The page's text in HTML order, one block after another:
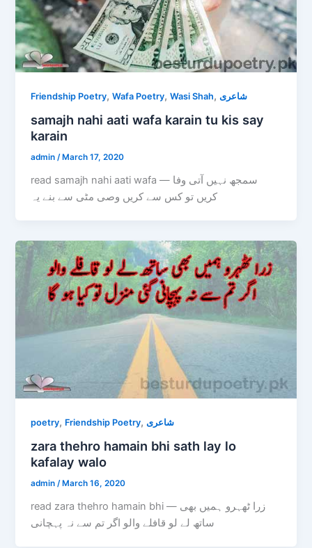
Friendship Poetry,Wafa Poetry,Wasi Shah,شاعری
samajh nahi aati wafa karain tu kis say
karain
admin/ March 17, 2020
read samajh nahi aati wafa — سمجھ نہیں آتی وفا
کریں تو کس سے کریں وصی مٹی سے بنے یہ
poetry, Friendship Poetry,شاعری
zara thehro hamain bhi sath lay lo
kafalay walo
admin/ March 16, 2020
read zara thehro hamain bhi — زرا ٹھہرو ہمیں بھی
ساتھ لے لو قافلے والو اگر تم سے نہ پہچانی